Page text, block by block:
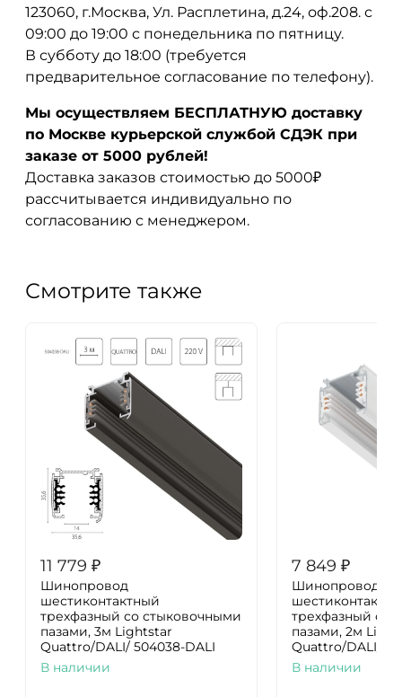
123060, г.Москва, Ул. Расплетина, д.24, оф.208. с
09:00 до 19:00 с понедельника по пятницу.
В субботу до 18:00 (требуется
предварительное согласование по телефону).
Мы осуществляем БЕСПЛАТНУЮ доставку
по Москве курьерской службой СДЭК при
заказе от 5000 рублей!
Доставка заказов стоимостью до 5000₽
рассчитывается индивидуально по
согласованию с менеджером.
Смотрите также
11 779 ₽
Шинопровод
шестиконтактный
трехфазный со стыковочными
пазами, 3м Lightstar
Quattro/DALI/ 504038-DALI
В наличии
7 849 ₽
Шинопровод
трехфазный со
пазами, 2м
Quattro/DALI/
В наличии